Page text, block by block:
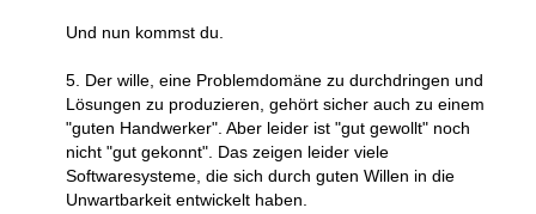
Und nun kommst du.
5. Der wille, eine Problemdomäne zu durchdringen und
Lösungen zu produzieren, gehört sicher auch zu einem
"guten Handwerker". Aber leider ist "gut gewollt" noch
nicht "gut gekonnt". Das zeigen leider viele
Softwaresysteme, die sich durch guten Willen in die
Unwartbarkeit entwickelt haben.